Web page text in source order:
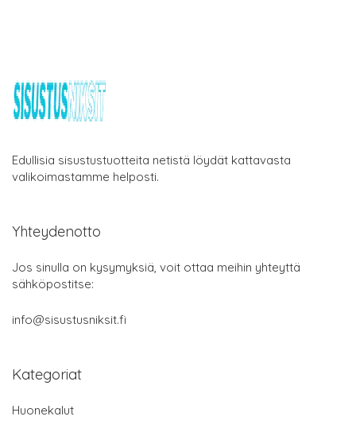
Edullisia sisustustuotteita netistä löydät kattavasta
valikoimastamme helposti.
Yhteydenotto
Jos sinulla on kysymyksiä, voit ottaa meihin yhteyttä
sähköpostitse:
info@sisustusniksit.fi
Kategoriat
Huonekalut